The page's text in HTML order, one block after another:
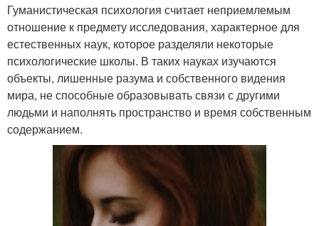
Гуманистическая психология считает неприемлемым
отношение к предмету исследования, характерное для
естественных наук, которое разделяли некоторые
психологические школы. В таких науках изучаются
объекты, лишенные разума и собственного видения
мира, не способные образовывать связи с другими
людьми и наполнять пространство и время собственным
содержанием.